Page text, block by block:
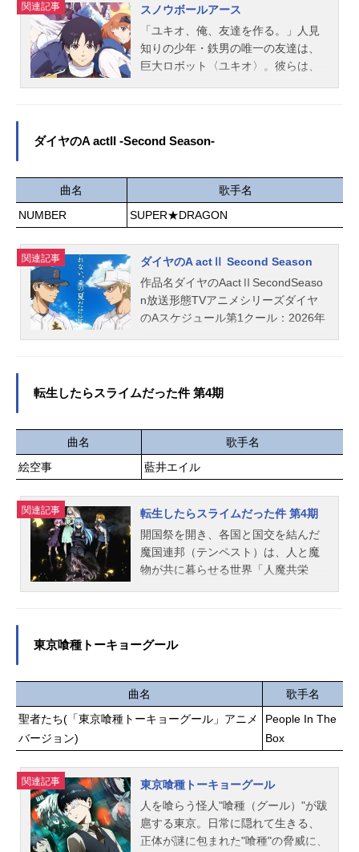
byTurtleMeandpublishedbyTapasEnt
ertainment原作：TurtleMe監督：元
永慶太郎構成：鴻野貴光ストーリー
監...
日テレほか話数全12話キャストハッ
コン：福山潤ラッミス：本渡楓ヒュ
ールミ：藍原ことみシュイ：富田美
憂ケリオイル：中井和哉フィルミ
ナ：茅野愛衣熊会長：宮内敦士赤：
澤詩織ペル：芹澤優ショート：徳井
李依スルリィム：白石涼子ピティ
ー：明坂聡美灰：矢吹真央スタッフ
原作：昼熊「自動販売機に生まれ変
わった俺は迷宮を彷徨う」（角川ス
ニーカー文庫/KADOKAWA）監督：山
本天志シリーズ構成：髙橋龍也キャ
ラクター原案：憂姫はぐれキャラク
ターデザイン：山内尚樹 酒井孝裕
モンスターデザイン：あきづきりょ
関連記事
スノウボールアース
「ユキオ、俺、友達を作る。」人見
知りの少年・鉄男の唯一の友達は、
巨大ロボット〈ユキオ〉。彼らは、
に帰還した鉄男が目にしたのは雪と
てた景色の中、ユキオとの“約束”を胸
に、鉄男は未知の世界を歩き始める-
-。作品名スノウボールアース放送形
態TVアニメスケジュール2026年4月3
日（金）～2026年6月26日（金）日
本テレビ系全国30局ネット“FRIDAYA
NIMENIGHT”にて話数全13話キャス
ト流鏑馬鉄男：吉永拓斗ユキオ：平
琴：森永千才赤城莉子：河瀬茉希相
次夕日郎「スノウボールアース」
（小学館「月刊！スピリッツ連載）
監督：境宗久副監督：岩田健志シリ
イン/総作画監督：河野敏弥メカデザ
ン：柳隆太美術監督：藤野真里 色
彩設計：野地弘納ＣＧディレクタ
ー：本岡宏紀 モーショングラフィ
ック...
ダイヤのA actII -Second Season-
曲名
歌手名
NUMBER
SUPER★DRAGON
関連記事
ダイヤのA actⅡ Second Season
作品名ダイヤのAactⅡSecondSeaso
n放送形態TVアニメシリーズダイヤ
のAスケジュール第1クール：2026年
坂良太降谷暁：島﨑信長御幸一也：
園健太：田尻浩章白州健二郎：下妻
由幸麻生尊：村田太志渡辺久志：石
田彰金丸信二：松岡禎丞東条秀明：
蒼井翔太奥村光舟：内田雄馬結城将
司：武内駿輔瀬戸拓馬：山下大輝由
井薫：村瀬歩浅田浩文：畠中祐結城
哲也：細谷佳正小湊亮介：岡本信彦
滝川・クリス・優：浪川大輔増子
志総一朗山岡陸：熊谷健太郎矢部浩
松晋二：代永翼国友広重：仲野裕轟
雷市：小野賢章真田俊平：神谷浩史
三島優太：鈴木達央秋葉一真：金本
涼輔轟雷蔵：西凜太朗天久光聖：木
二：宮田俊哉（Kis-My-Ft2）卜部昂
也：仲村宗悟柳楽宗一：田丸篤志奈
良晃司：濱健人スタッフ原作：寺嶋
裕二（講談社「週刊少年マガジン」
所載）監督...
転生したらスライムだった件 第4期
曲名
歌手名
絵空事
藍井エイル
関連記事
転生したらスライムだった件 第4期
開国祭を開き、各国と国交を結んだ
魔国連邦（テンペスト）は、人と魔
物が共に暮らせる世界「人魔共栄
かし、その裏で魔王リムルの台頭を
者〟グランベル・ロッゾとその孫
娘、マリアベル・ロッゾ。支配によ
る人類守護を掲げるグランベルとマ
リアベルは策謀を巡らせ、リムルと
では魔王レオンがある目的のために
動き出す。人類の守護者である勇者
と、世界を支配する魔王。様々な思
惑が交錯する中、ひとりの〝勇者〟
東京喰種トーキョーグール
曲名
歌手名
聖者たち(「東京喰種トーキョーグール」アニメ
バージョン)
People In The
Box
関連記事
東京喰種トーキョーグール
人を喰らう怪人"喰種（グール）"が跋
扈する東京。日常に隠れて生きる、
正体が謎に包まれた"喰種"の脅威に、